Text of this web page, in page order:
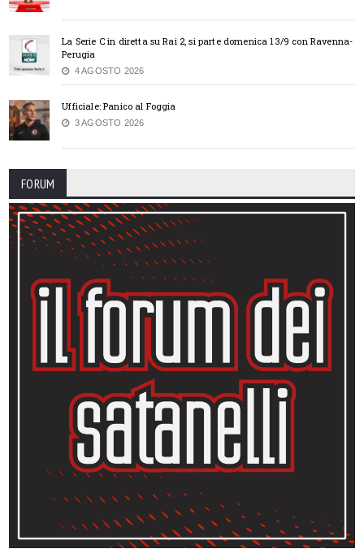
La Serie C in diretta su Rai 2, si parte domenica 13/9 con Ravenna-
Perugia
4 AGOSTO 2026
Ufficiale: Panico al Foggia
3 AGOSTO 2026
FORUM